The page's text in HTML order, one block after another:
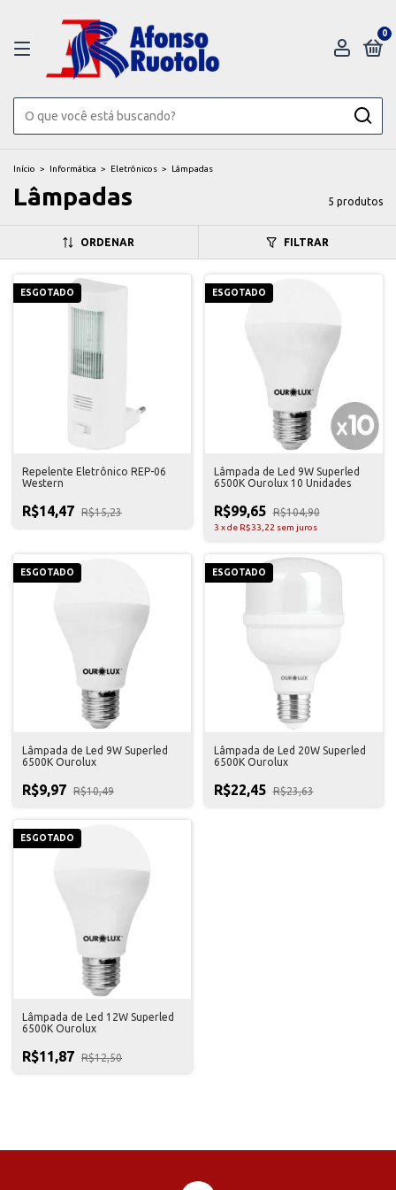
0
Início > Informática > Eletrônicos > Lâmpadas
Lâmpadas 5 produtos
ORDENAR FILTRAR
ESGOTADO
Repelente Eletrônico REP-06
Western
R$14,47 R$15,23
ESGOTADO
Lâmpada de Led 9W Superled
6500K Ourolux 10 Unidades
R$99,65 R$104,90
3 xde R$33,22 sem juros
ESGOTADO
Lâmpada de Led 9W Superled
6500K Ourolux
R$9,97 R$10,49
ESGOTADO
Lâmpada de Led 20W Superled
6500K Ourolux
R$22,45 R$23,63
ESGOTADO
Lâmpada de Led 12W Superled
6500K Ourolux
R$11,87 R$12,50